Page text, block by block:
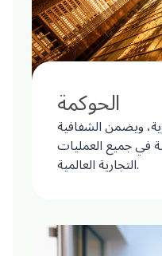
الحوكمة
ويضمن الشفافية
في جميع العمليات
التجارية العالمية.